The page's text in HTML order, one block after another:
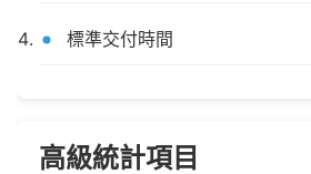
標準交付時間
高級統計項目